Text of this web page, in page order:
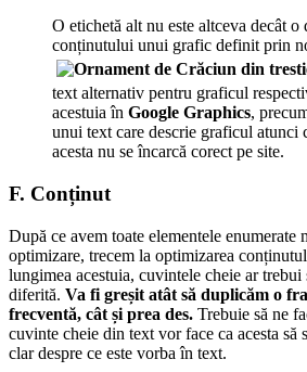
O etichetă alt nu este altceva decât o
conținutului unui grafic definit prin
text alternativ pentru graficul
acestuia în Google Graphics,
unui text care descrie graficul atunci
acesta nu se încarcă corect pe site.
F. Conținut
După ce avem toate elementele enumerate
optimizare, trecem la optimizarea
lungimea acestuia, cuvintele cheie ar trebui
diferită. Va fi greșit atât să duplicăm o
frecventă, cât și prea des. Trebuie să ne
cuvinte cheie din text vor face ca acesta să
clar despre ce este vorba în text.